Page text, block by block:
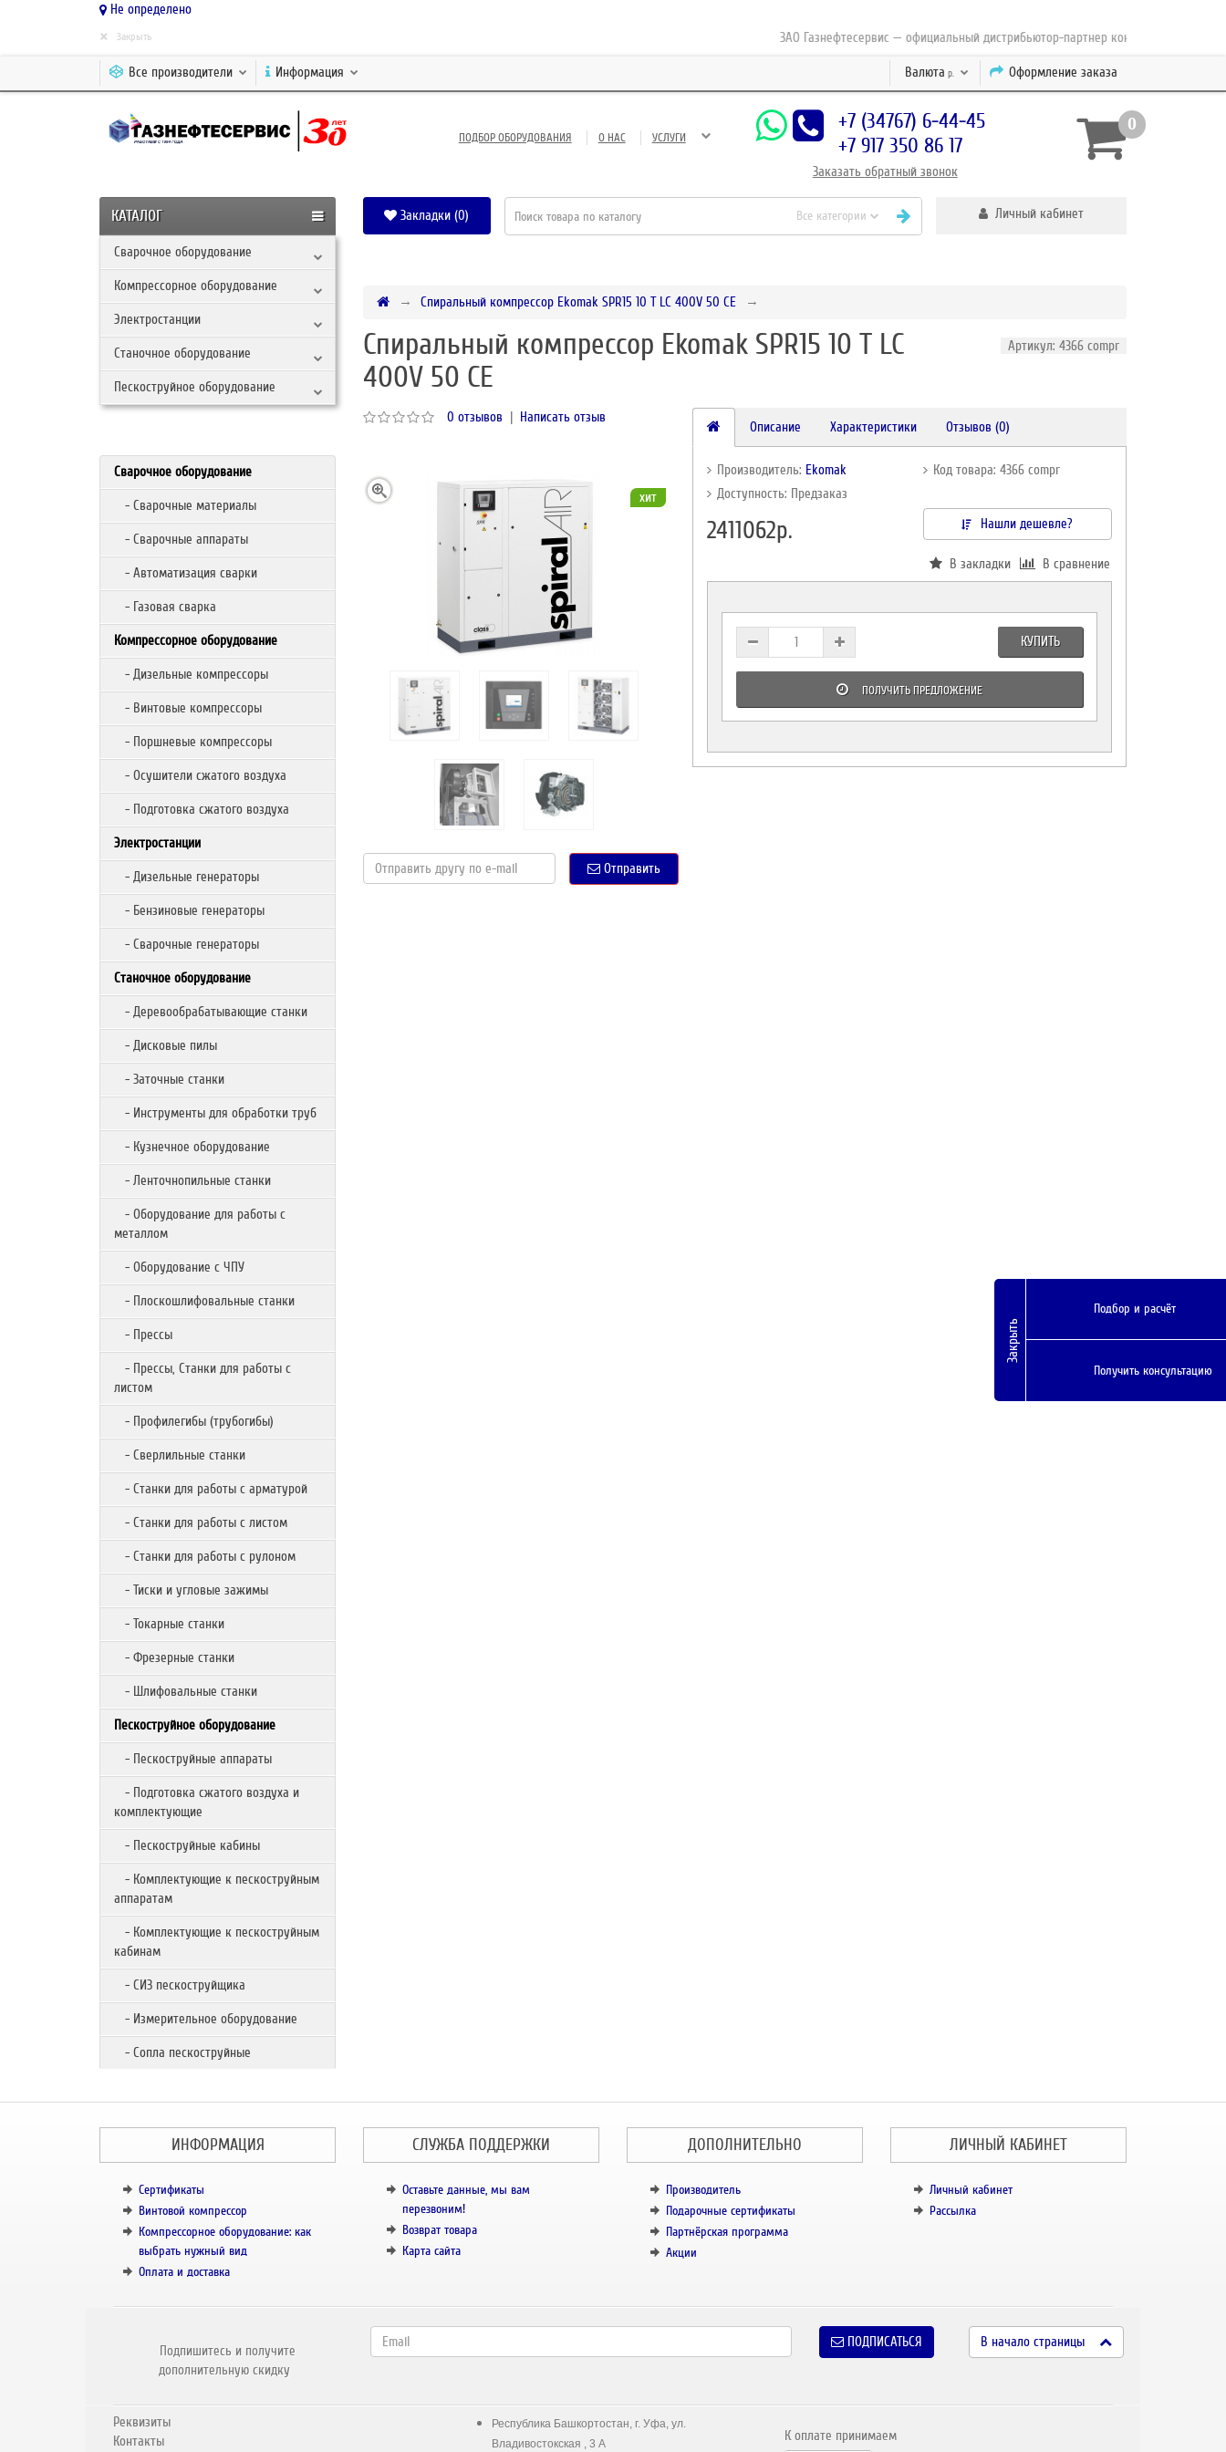
Не определено
ЗАО Газнефтесервис — официальный дистрибьютор-партнер концерна ESAB с 2010
× Закрыть
Оформление заказа
Валюта р.
Все производители Информация
ПОДБОР ОБОРУДОВАНИЯ О НАС УСЛУГИ
+7 (34767) 6-44-45
+7 917 350 86 17
Заказать обратный звонок
0
КАТАЛОГ
Сварочное оборудование
Компрессорное оборудование
Электростанции
Станочное оборудование
Пескоструйное оборудование
Закладки (0) Все категории Личный кабинет
Сварочное оборудование
- Сварочные материалы
- Сварочные аппараты
- Автоматизация сварки
- Газовая сварка
Компрессорное оборудование
- Дизельные компрессоры
- Винтовые компрессоры
- Поршневые компрессоры
- Осушители сжатого воздуха
- Подготовка сжатого воздуха
Электростанции
- Дизельные генераторы
- Бензиновые генераторы
- Сварочные генераторы
Станочное оборудование
- Деревообрабатывающие станки
- Дисковые пилы
- Заточные станки
- Инструменты для обработки труб
- Кузнечное оборудование
- Ленточнопильные станки
- Оборудование для работы с
металлом
- Оборудование с ЧПУ
- Плоскошлифовальные станки
- Прессы
- Прессы, Станки для работы с
листом
- Профилегибы (трубогибы)
- Сверлильные станки
- Станки для работы с арматурой
- Станки для работы с листом
- Станки для работы с рулоном
- Тиски и угловые зажимы
- Токарные станки
- Фрезерные станки
- Шлифовальные станки
Пескоструйное оборудование
- Пескоструйные аппараты
- Подготовка сжатого воздуха и
комплектующие
- Пескоструйные кабины
- Комплектующие к пескоструйным
аппаратам
- Комплектующие к пескоструйным
кабинам
- СИЗ пескоструйщика
- Измерительное оборудование
- Сопла пескоструйные
Спиральный компрессор Ekomak SPR15 10 T LC 400V 50 CE
Спиральный компрессор Ekomak SPR15 10 T LC
400V 50 CE
Артикул: 4366 compr
0 отзывов | Написать отзыв
хит
Отправить
Описание Характеристики Отзывов (0)
Производитель: Ekomak
Код товара: 4366 compr
Доступность: Предзаказ
2411062р. Нашли дешевле?
В закладки В сравнение
КУПИТЬ
ПОЛУЧИТЬ ПРЕДЛОЖЕНИЕ
ИНФОРМАЦИЯ
Сертификаты
Винтовой компрессор
Компрессорное оборудование: как
выбрать нужный вид
Оплата и доставка
СЛУЖБА ПОДДЕРЖКИ
Оставьте данные, мы вам
перезвоним!
Возврат товара
Карта сайта
ДОПОЛНИТЕЛЬНО
Производитель
Подарочные сертификаты
Партнёрская программа
Акции
ЛИЧНЫЙ КАБИНЕТ
Личный кабинет
Рассылка
Подпишитесь и получите
дополнительную скидку
ПОДПИСАТЬСЯ В начало страницы
Реквизиты
Контакты
Республика Башкортостан, г. Уфа, ул.
Владивостокская , 3 А
К оплате принимаем
Закрыть
Подбор и расчёт
Получить консультацию